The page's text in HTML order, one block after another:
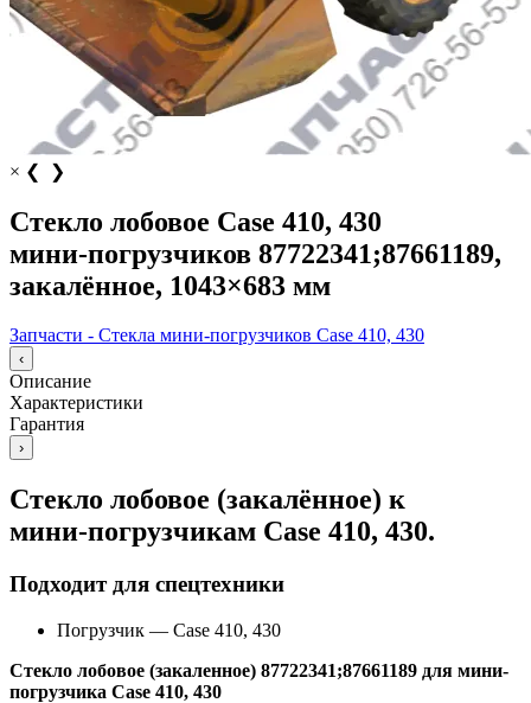
× ❮ ❯
Стекло лобовое Case 410, 430
мини‑погрузчиков 87722341;87661189,
закалённое, 1043×683 мм
Запчасти - Стекла мини-погрузчиков Case 410, 430
‹
Описание
Характеристики
Гарантия
›
Стекло лобовое (закалённое) к
мини‑погрузчикам Case 410, 430.
Подходит для спецтехники
Погрузчик — Case 410, 430
Стекло лобовое (закаленное) 87722341;87661189 для мини-
погрузчика Case 410, 430